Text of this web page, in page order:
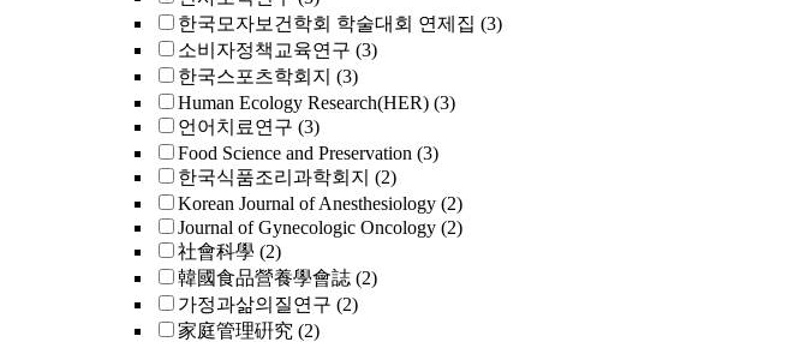
한국모자보건학회 학술대회 연제집 (3)
소비자정책교육연구 (3)
한국스포츠학회지 (3)
Human Ecology Research(HER) (3)
언어치료연구 (3)
Food Science and Preservation (3)
한국식품조리과학회지 (2)
Korean Journal of Anesthesiology (2)
Journal of Gynecologic Oncology (2)
社會科學 (2)
韓國食品營養學會誌 (2)
가정과삶의질연구 (2)
家庭管理硏究 (2)